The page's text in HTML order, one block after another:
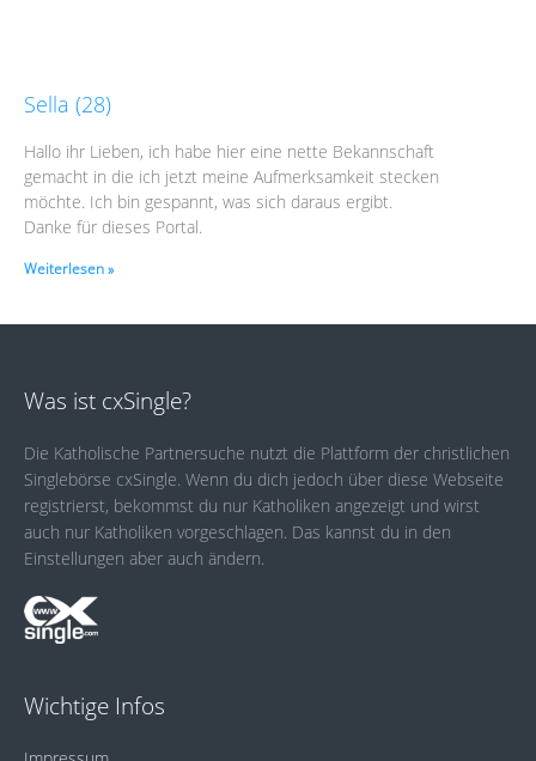
Sella (28)
Hallo ihr Lieben, ich habe hier eine nette Bekannschaft
gemacht in die ich jetzt meine Aufmerksamkeit stecken
möchte. Ich bin gespannt, was sich daraus ergibt.
Danke für dieses Portal.
Weiterlesen »
Was ist cxSingle?
Die Katholische Partnersuche nutzt die Plattform der christlichen
Singlebörse cxSingle. Wenn du dich jedoch über diese Webseite
registrierst, bekommst du nur Katholiken angezeigt und wirst
auch nur Katholiken vorgeschlagen. Das kannst du in den
Einstellungen aber auch ändern.
Wichtige Infos